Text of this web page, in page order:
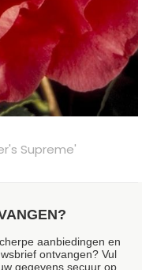
Supreme'
aanbiedingen en
ontvangen? Vul
gegevens secuur op